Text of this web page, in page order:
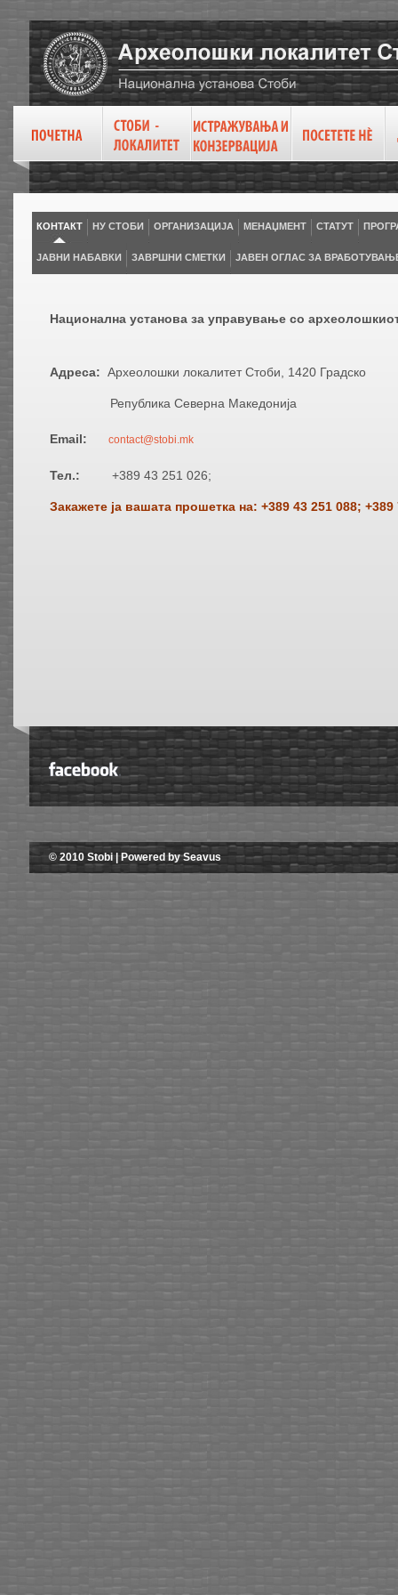
КОНТАКТ НУ СТОБИ ОРГАНИЗАЦИЈА МЕНАЏМЕНТ СТАТУТ
ЈАВНИ НАБАВКИ ЗАВРШНИ СМЕТКИ ЈАВЕН ОГЛАС ЗА
Национална установа за управување со
Адреса: Aрхеолошки локалитет Стоби, 1420 Градско
Република Северна Македонија
Email: contact@stobi.mk
Тел.: +389 43 251 026;
Закажете ја вашата прошетка на: +389 43 251 088;
© 2010 Stobi | Powered by Seavus